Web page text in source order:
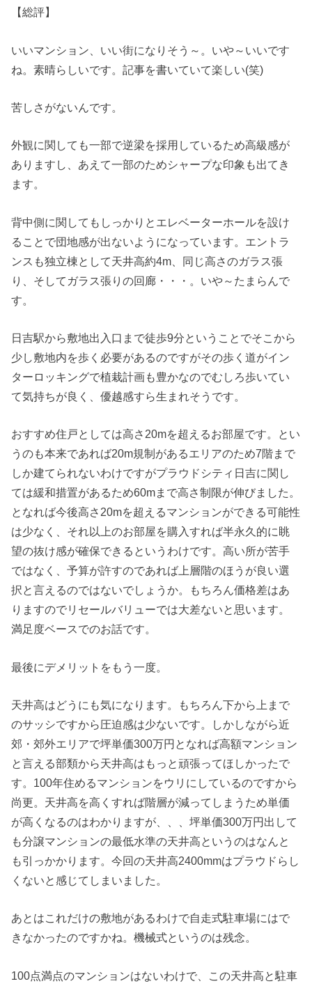
【総評】
いいマンション、いい街になりそう～。いや～いいです
ね。素晴らしいです。記事を書いていて楽しい(笑)
苦しさがないんです。
外観に関しても一部で逆梁を採用しているため高級感が
ありますし、あえて一部のためシャープな印象も出てき
ます。
背中側に関してもしっかりとエレベーターホールを設け
ることで団地感が出ないようになっています。エントラ
ンスも独立棟として天井高約4m、同じ高さのガラス張
り、そしてガラス張りの回廊・・・。いや～たまらんで
す。
日吉駅から敷地出入口まで徒歩9分ということでそこから
少し敷地内を歩く必要があるのですがその歩く道がイン
ターロッキングで植栽計画も豊かなのでむしろ歩いてい
て気持ちが良く、優越感すら生まれそうです。
おすすめ住戸としては高さ20mを超えるお部屋です。とい
うのも本来であれば20m規制があるエリアのため7階まで
しか建てられないわけですがプラウドシティ日吉に関し
ては緩和措置があるため60mまで高さ制限が伸びました。
となれば今後高さ20mを超えるマンションができる可能性
は少なく、それ以上のお部屋を購入すれば半永久的に眺
望の抜け感が確保できるというわけです。高い所が苦手
ではなく、予算が許すのであれば上層階のほうが良い選
択と言えるのではないでしょうか。もちろん価格差はあ
りますのでリセールバリューでは大差ないと思います。
満足度ベースでのお話です。
最後にデメリットをもう一度。
天井高はどうにも気になります。もちろん下から上まで
のサッシですから圧迫感は少ないです。しかしながら近
郊・郊外エリアで坪単価300万円となれば高額マンション
と言える部類から天井高はもっと頑張ってほしかったで
す。100年住めるマンションをウリにしているのですから
尚更。天井高を高くすれば階層が減ってしまうため単価
が高くなるのはわかりますが、、、坪単価300万円出して
も分譲マンションの最低水準の天井高というのはなんと
も引っかかります。今回の天井高2400mmはプラウドらし
くないと感じてしまいました。
あとはこれだけの敷地があるわけで自走式駐車場にはで
きなかったのですかね。機械式というのは残念。
100点満点のマンションはないわけで、この天井高と駐車